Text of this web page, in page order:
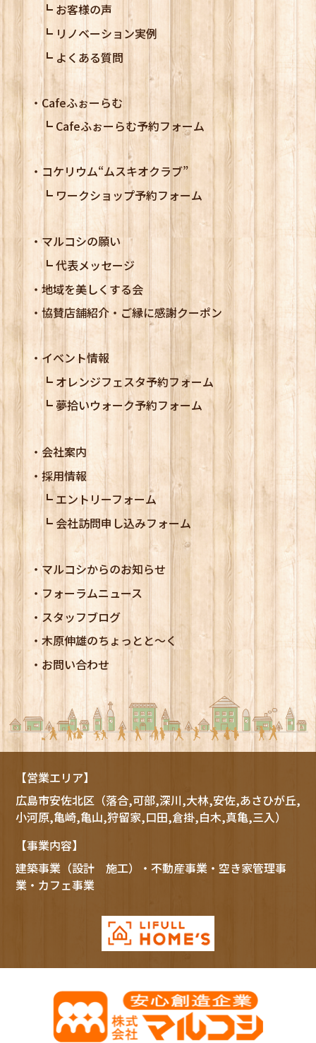
お客様の声
リノベーション実例
よくある質問
Cafeふぉーらむ
Cafeふぉーらむ予約フォーム
コケリウム“ムスキオクラブ”
ワークショップ予約フォーム
マルコシの願い
代表メッセージ
地域を美しくする会
協賛店舗紹介・ご縁に感謝クーポン
イベント情報
オレンジフェスタ予約フォーム
夢拾いウォーク予約フォーム
会社案内
採用情報
エントリーフォーム
会社訪問申し込みフォーム
マルコシからのお知らせ
フォーラムニュース
スタッフブログ
木原伸雄のちょっとと～く
お問い合わせ
【営業エリア】
広島市安佐北区（落合,可部,深川,大林,安佐,あさひが丘,
小河原,亀崎,亀山,狩留家,口田,倉掛,白木,真亀,三入）
【事業内容】
建築事業（設計 施工）・不動産事業・空き家管理事
業・カフェ事業